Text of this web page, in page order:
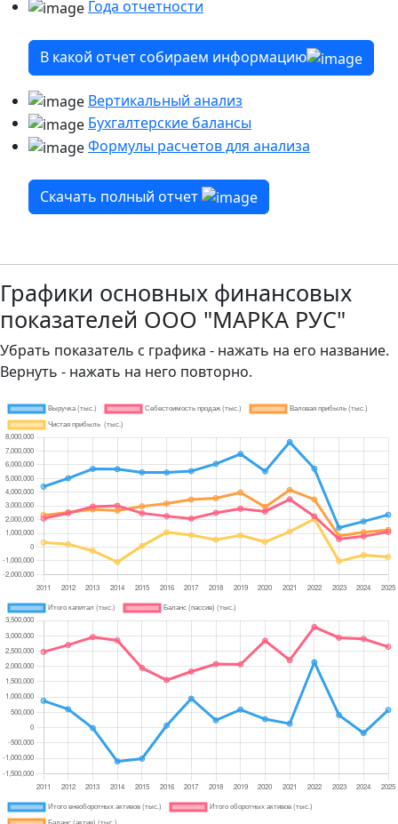
Года отчетности
В какой отчет собираем информацию
Вертикальный анализ
Бухгалтерские балансы
Формулы расчетов для анализа
Скачать полный отчет
Графики основных финансовых
показателей ООО "МАРКА РУС"
Убрать показатель с графика - нажать на его название.
Вернуть - нажать на него повторно.